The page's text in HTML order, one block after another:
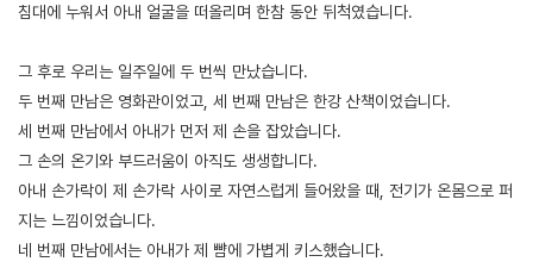
침대에 누워서 아내 얼굴을 떠올리며 한참 동안 뒤척였습니다.
그 후로 우리는 일주일에 두 번씩 만났습니다.
두 번째 만남은 영화관이었고, 세 번째 만남은 한강 산책이었습니다.
세 번째 만남에서 아내가 먼저 제 손을 잡았습니다.
그 손의 온기와 부드러움이 아직도 생생합니다.
아내 손가락이 제 손가락 사이로 자연스럽게 들어왔을 때, 전기가 온몸으로 퍼
지는 느낌이었습니다.
네 번째 만남에서는 아내가 제 뺨에 가볍게 키스했습니다.